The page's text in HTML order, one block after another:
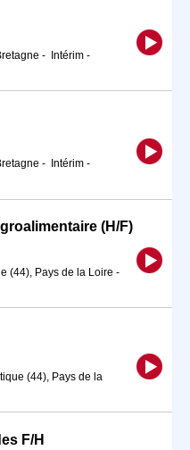
- Intérim -
- Intérim -
(H/F)
(44), Pays de la Loire -
(44), Pays de la
F/H